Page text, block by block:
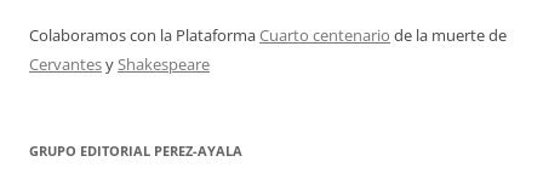
Colaboramos con la PlataformaCuarto centenario de la muerte de
CervantesyShakespeare
GRUPO EDITORIAL PEREZ-AYALA